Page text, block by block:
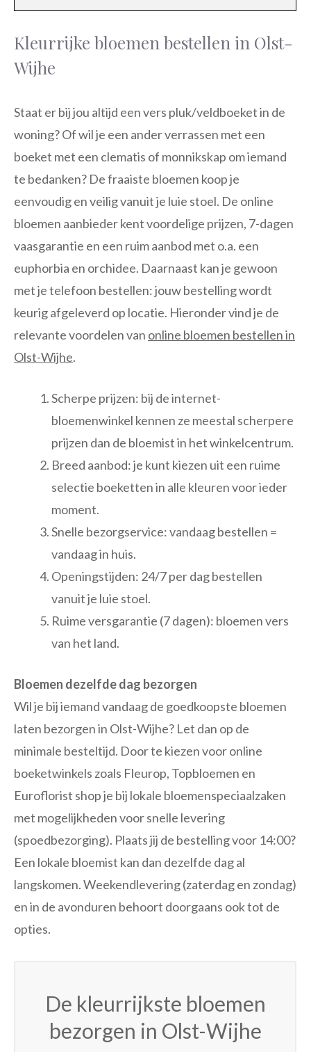
Kleurrijke bloemen bestellen in Olst-
Wijhe
Staat er bij jou altijd een vers pluk/veldboeket in de
woning? Of wil je een ander verrassen met een
boeket met een clematis of monnikskap om iemand
te bedanken? De fraaiste bloemen koop je
eenvoudig en veilig vanuit je luie stoel. De online
bloemen aanbieder kent voordelige prijzen, 7-dagen
vaasgarantie en een ruim aanbod met o.a. een
euphorbia en orchidee. Daarnaast kan je gewoon
met je telefoon bestellen: jouw bestelling wordt
keurig afgeleverd op locatie. Hieronder vind je de
relevante voordelen van online bloemen bestellen in
Olst-Wijhe.
Scherpe prijzen: bij de internet-
bloemenwinkel kennen ze meestal scherpere
prijzen dan de bloemist in het winkelcentrum.
Breed aanbod: je kunt kiezen uit een ruime
selectie boeketten in alle kleuren voor ieder
moment.
Snelle bezorgservice: vandaag bestellen =
vandaag in huis.
Openingstijden: 24/7 per dag bestellen
vanuit je luie stoel.
Ruime versgarantie (7 dagen): bloemen vers
van het land.
Bloemen dezelfde dag bezorgen
Wil je bij iemand vandaag de goedkoopste bloemen
laten bezorgen in Olst-Wijhe? Let dan op de
minimale besteltijd. Door te kiezen voor online
boeketwinkels zoals Fleurop, Topbloemen en
Euroflorist shop je bij lokale bloemenspeciaalzaken
met mogelijkheden voor snelle levering
(spoedbezorging). Plaats jij de bestelling voor 14:00?
Een lokale bloemist kan dan dezelfde dag al
langskomen. Weekendlevering (zaterdag en zondag)
en in de avonduren behoort doorgaans ook tot de
opties.
De kleurrijkste bloemen
bezorgen in Olst-Wijhe